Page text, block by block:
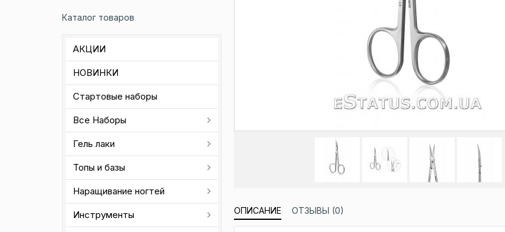
Каталог товаров
АКЦИИ
НОВИНКИ
Стартовые наборы
Все Наборы
Гель лаки
Топы и базы
Наращивание ногтей
Инструменты ОПИСАНИЕ ОТЗЫВЫ (0)